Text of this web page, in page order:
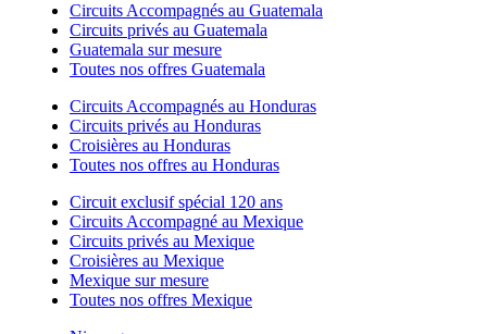
Circuits Accompagnés au Guatemala
Circuits privés au Guatemala
Guatemala sur mesure
Toutes nos offres Guatemala
Circuits Accompagnés au Honduras
Circuits privés au Honduras
Croisières au Honduras
Toutes nos offres au Honduras
Circuit exclusif spécial 120 ans
Circuits Accompagné au Mexique
Circuits privés au Mexique
Croisières au Mexique
Mexique sur mesure
Toutes nos offres Mexique